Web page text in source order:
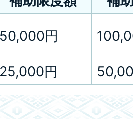
50,000円
25,000円